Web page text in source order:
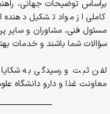
براساس توضیحات جهانی،
کاملی از مواد تشکیل
مسئول فنی، مشاوران و سایر
سؤالات شما باشند و خدمات
لفن ثبت و رسیدگی به
معاونت غذا و دارو دانشگاه علوم پزشکی